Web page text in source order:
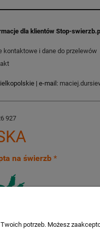
dla klientów Stop-swierzb.pl
kontaktowe i dane do przelewów
| e-mail:
927
na świerzb *
potrzeb. Możesz